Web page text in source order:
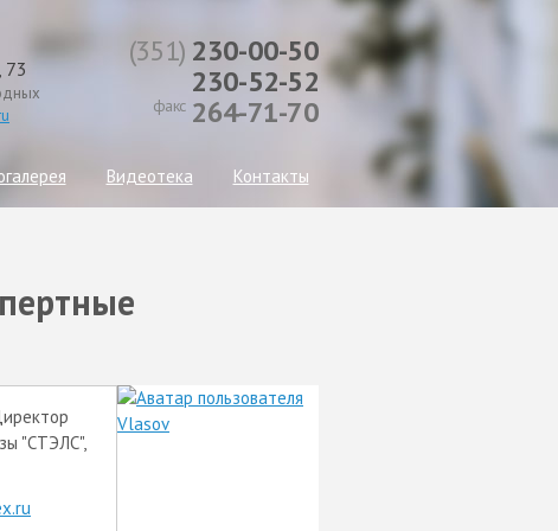
73
(351) 230-00-50
230-52-52
факс 264-71-70
Видеотека Контакты
"СТЭЛС",